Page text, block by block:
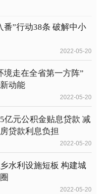
番”行动38条 破解中小
2022-05-20
境走在全省第一方阵”
动能
2022-05-20
亿元公积金贴息贷款 减
贷款利息负担
2022-05-20
水利设施短板 构建城
2022-05-20